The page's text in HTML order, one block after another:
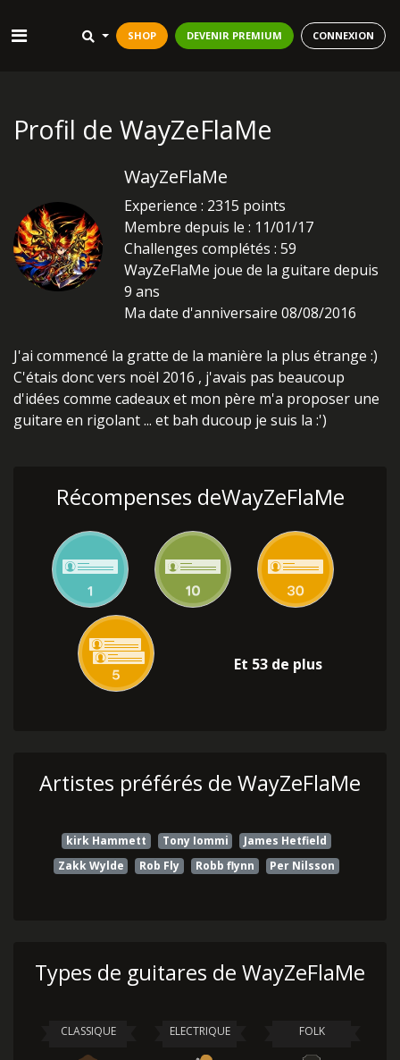
SHOP DEVENIR PREMIUM CONNEXION
Profil de WayZeFlaMe
WayZeFlaMe
Experience : 2315 points
Membre depuis le : 11/01/17
Challenges complétés : 59
WayZeFlaMe joue de la guitare depuis
9 ans
Ma date d'anniversaire 08/08/2016
J'ai commencé la gratte de la manière la plus étrange :)
C'étais donc vers noël 2016 , j'avais pas beaucoup
d'idées comme cadeaux et mon père m'a proposer une
guitare en rigolant ... et bah ducoup je suis la :')
Récompenses deWayZeFlaMe
Et 53 de plus
Artistes préférés de WayZeFlaMe
kirk Hammett Tony Iommi
James Hetfield
Zakk Wylde
Rob Fly Robb flynn Per Nilsson
Types de guitares de WayZeFlaMe
CLASSIQUE ELECTRIQUE FOLK